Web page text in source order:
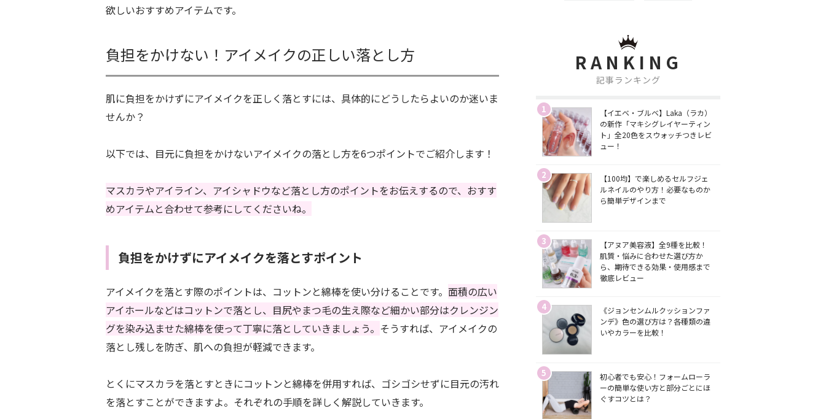
欲しいおすすめアイテムです。
負担をかけない！アイメイクの正しい落とし方
肌に負担をかけずにアイメイクを正しく落とすには、具体的にどうしたらよいのか迷いま
せんか？
以下では、目元に負担をかけないアイメイクの落とし方を6つポイントでご紹介します！
マスカラやアイライン、アイシャドウなど落とし方のポイントをお伝えするので、おすす
めアイテムと合わせて参考にしてくださいね。
負担をかけずにアイメイクを落とすポイント
アイメイクを落とす際のポイントは、コットンと綿棒を使い分けることです。 面積の広い
アイホールなどはコットンで落とし、目尻やまつ毛の生え際など細かい部分はクレンジン
グを染み込ませた綿棒を使って丁寧に落としていきましょう。 そうすれば、アイメイクの
落とし残しを防ぎ、肌への負担が軽減できます。
とくにマスカラを落とすときにコットンと綿棒を併用すれば、ゴシゴシせずに目元の汚れ
を落とすことができますよ。それぞれの手順を詳しく解説していきます。
RANKING
記事ランキング
1
【イエベ・ブルベ】Laka（ラカ）
の新作「マキシグレイヤーティン
ト」全20色をスウォッチつきレビ
ュー！
2
【100均】で楽しめるセルフジェ
ルネイルのやり方！必要なものか
ら簡単デザインまで
3
【アヌア美容液】全9種を比較！
肌質・悩みに合わせた選び方か
ら、期待できる効果・使用感まで
徹底レビュー
4
《ジョンセンムルクッションファ
ンデ》色の選び方は？各種類の違
いやカラーを比較！
5
初心者でも安心！フォームローラ
ーの簡単な使い方と部分ごとにほ
ぐすコツとは？